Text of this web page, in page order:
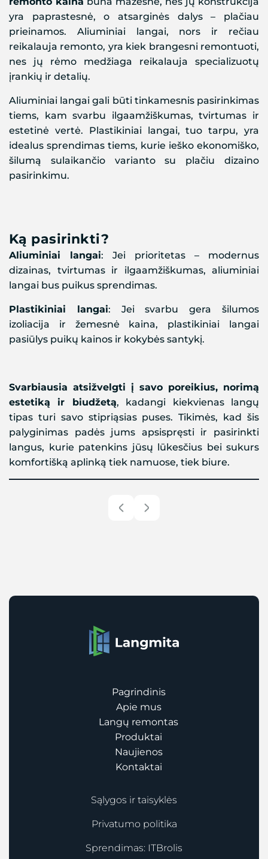
yra paprastesnė, o atsarginės dalys – plačiau
prieinamos. Aliuminiai langai, nors ir rečiau
reikalauja remonto, yra kiek brangesni remontuoti,
nes jų rėmo medžiaga reikalauja specializuotų
įrankių ir detalių.
Aliuminiai langai gali būti tinkamesnis pasirinkimas
tiems, kam svarbu ilgaamžiškumas, tvirtumas ir
estetinė vertė. Plastikiniai langai, tuo tarpu, yra
idealus sprendimas tiems, kurie ieško ekonomiško,
šilumą sulaikančio varianto su plačiu dizaino
pasirinkimu.
Ką pasirinkti?
Aliuminiai langai: Jei prioritetas – modernus
dizainas, tvirtumas ir ilgaamžiškumas, aliuminiai
langai bus puikus sprendimas.
Plastikiniai langai: Jei svarbu gera šilumos
izoliacija ir žemesnė kaina, plastikiniai langai
pasiūlys puikų kainos ir kokybės santykį.
Svarbiausia atsižvelgti į savo poreikius, norimą
estetiką ir biudžetą, kadangi kiekvienas langų
tipas turi savo stipriąsias puses. Tikimės, kad šis
palyginimas padės jums apsispręsti ir pasirinkti
langus, kurie patenkins jūsų lūkesčius bei sukurs
komfortišką aplinką tiek namuose, tiek biure.
Pagrindinis
Apie mus
Langų remontas
Produktai
Naujienos
Kontaktai
Sąlygos ir taisyklės
Privatumo politika
Sprendimas: ITBrolis